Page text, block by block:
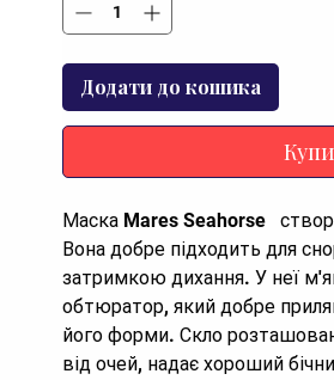
Додати до кошика
Маска Mares Seahorse
Вона добре підходить для
затримкою дихання. У неї
обтюратор, який добре
його форми. Скло
від очей, надає хороший